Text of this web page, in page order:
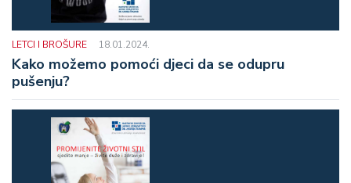
LETCI I BROŠURE 18.01.2024.
Kako možemo pomoći djeci da se odupru
pušenju?